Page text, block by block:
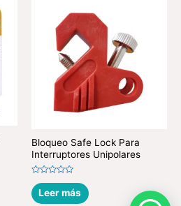
Bloqueo Safe Lock Para
Interruptores Unipolares
Valorado
en
0
Leer más